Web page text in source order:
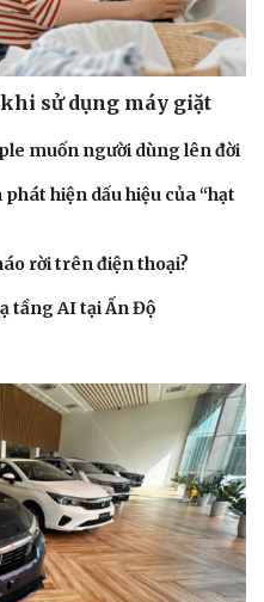
sử dụng máy giặt
muốn người dùng lên đời
hiện dấu hiệu của “hạt
rời trên điện thoại?
tầng AI tại Ấn Độ